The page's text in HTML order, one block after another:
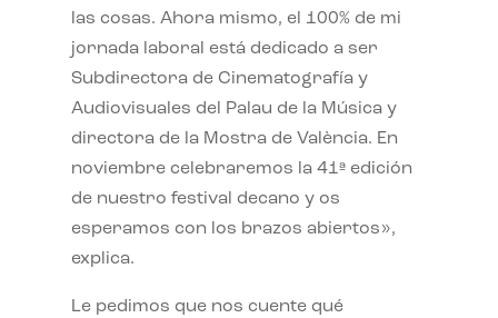
las cosas. Ahora mismo, el 100% de mi
jornada laboral está dedicado a ser
Subdirectora de Cinematografía y
Audiovisuales del Palau de la Música y
directora de la Mostra de València. En
noviembre celebraremos la 41ª edición
de nuestro festival decano y os
esperamos con los brazos abiertos»,
explica.
Le pedimos que nos cuente qué